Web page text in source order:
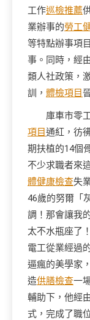
工作巡檢推薦
業辦事的勞工
等特點辦事項
事。同時，經
類人社政策，
訓， 體檢項目
庫車市零
項目通紅，彷
期扶植的14個
不少求職者來
體健康檢查失
46歲的努爾「
調！那會讓我
太不水瓶座了
電工從業經過
逼瘋的美學家
造供膳檢查一
輔助下，他經
式，完成了職